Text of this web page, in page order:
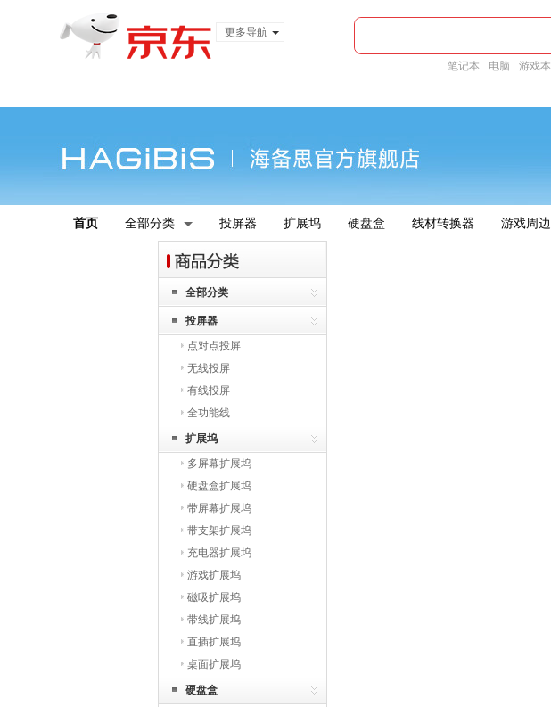
更多导航
笔记本 电脑 游戏本
首页 全部分类 投屏器 扩展坞 硬盘盒 线材转换器 游戏周边
全部分类
投屏器
点对点投屏
无线投屏
有线投屏
全功能线
扩展坞
多屏幕扩展坞
硬盘盒扩展坞
带屏幕扩展坞
带支架扩展坞
充电器扩展坞
游戏扩展坞
磁吸扩展坞
带线扩展坞
直插扩展坞
桌面扩展坞
硬盘盒